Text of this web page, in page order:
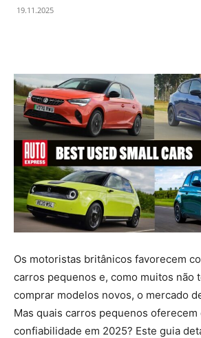
19.11.2025
Os motoristas britânicos favorecem
carros pequenos e, como muitos não
comprar modelos novos, o mercado
Mas quais carros pequenos
confiabilidade em 2025? Este guia